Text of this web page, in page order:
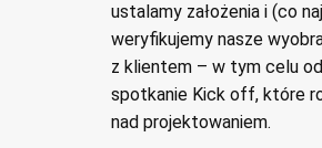
ustalamy założenia i (co
weryfikujemy nasze
z klientem – w tym celu
spotkanie Kick off, które
nad projektowaniem.